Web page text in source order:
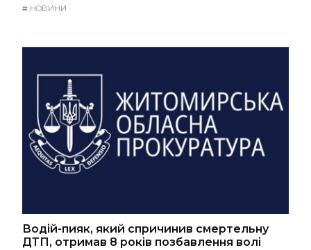
# НОВИНИ
Водій-пияк, який спричинив смертельну
ДТП, отримав 8 років позбавлення волі